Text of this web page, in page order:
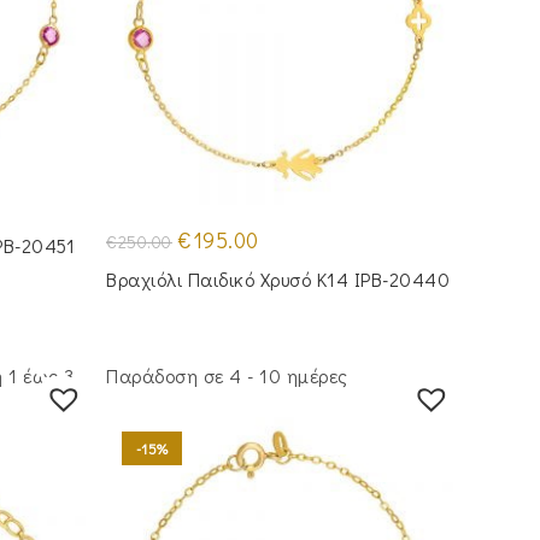
20451 €250.00 Original
price
was:
€250.00.
€195.00
τιμή
είναι:
Βραχιόλι Παιδικό Χρυσό Κ14 IPB-20440
έως 3
Παράδοση σε 4 - 10 ημέρες
-15%